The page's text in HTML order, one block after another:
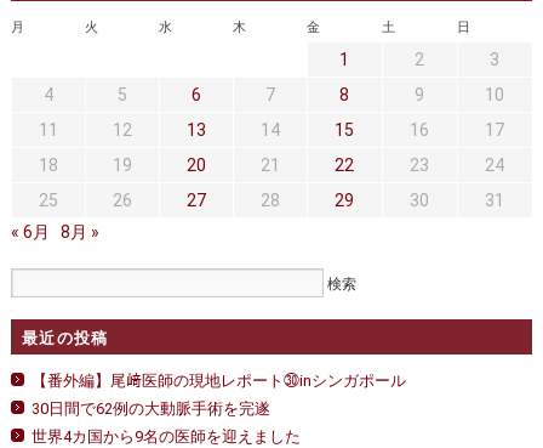
セカンドオピニオン 治療費について
正しい病院の選び方 アクセス
私どもの特色
て
月 火 水 木 金 土 日
1 2
3
4
5 6 7 8 9
10
11
12 13 14 15 16
17
18
19 20 21 22 23
24
25
26 27 28 29 30
31
« 6月
8月 »
最近の投稿
【番外編】尾﨑医師の現地レポート㉚inシンガポール
30日間で62例の大動脈手術を完遂
世界4カ国から9名の医師を迎えました